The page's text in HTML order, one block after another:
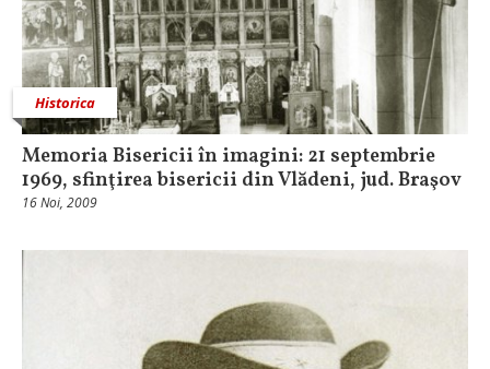
Historica
Memoria Bisericii în imagini: 21 septembrie
1969, sfinţirea bisericii din Vlădeni, jud. Braşov
16 Noi, 2009